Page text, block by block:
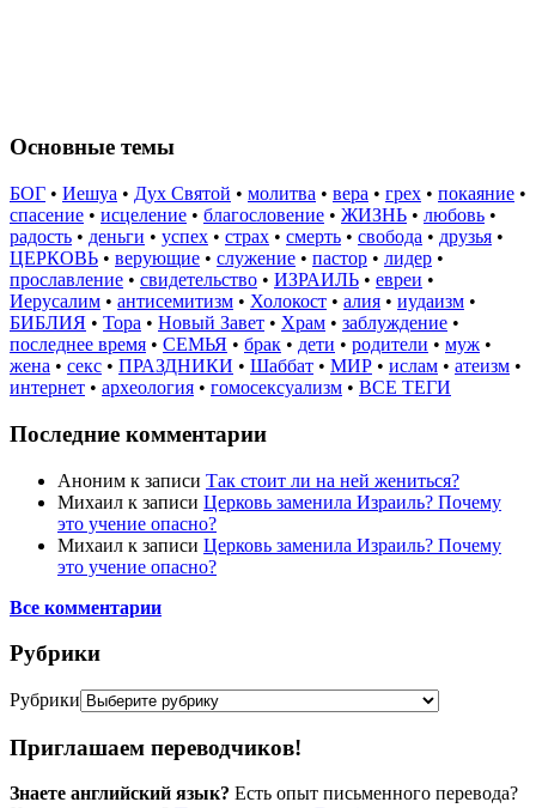
Основные темы
БОГ • Иешуа • Дух Святой • молитва • вера • грех • покаяние •
спасение • исцеление • благословение • ЖИЗНЬ • любовь •
радость • деньги • успех • страх • смерть • свобода • друзья •
ЦЕРКОВЬ • верующие • служение • пастор • лидер •
прославление • свидетельство • ИЗРАИЛЬ • евреи •
Иерусалим • антисемитизм • Холокост • алия • иудаизм •
БИБЛИЯ • Тора • Новый Завет • Храм • заблуждение •
последнее время • СЕМЬЯ • брак • дети • родители • муж •
жена • секс • ПРАЗДНИКИ • Шаббат • МИР • ислам • атеизм •
интернет • археология • гомосексуализм • ВСЕ ТЕГИ
Последние комментарии
Аноним к записи Так стоит ли на ней жениться?
Михаил к записи Церковь заменила Израиль? Почему
это учение опасно?
Михаил к записи Церковь заменила Израиль? Почему
это учение опасно?
Все комментарии
Рубрики
Рубрики
Приглашаем переводчиков!
Знаете английский язык? Есть опыт письменного перевода?